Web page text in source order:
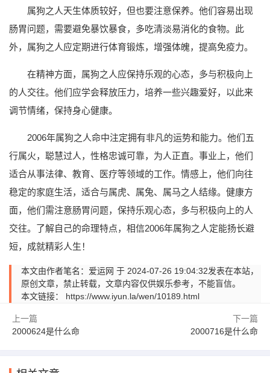
属狗之人天生体质较好，但也要注意保养。他们容易出现
肠胃问题，需要避免暴饮暴食，多吃清淡易消化的食物。此
外，属狗之人应定期进行体育锻炼，增强体魄，提高免疫力。
在精神方面，属狗之人应保持乐观的心态，多与积极向上
的人交往。他们应学会释放压力，培养一些兴趣爱好，以此来
调节情绪，保持身心健康。
2006年属狗之人命中注定拥有非凡的运势和能力。他们五
行属火，聪慧过人，性格忠诚可靠，为人正直。事业上，他们
适合从事法律、教育、医疗等领域的工作。情感上，他们向往
稳定的家庭生活，适合与属虎、属兔、属马之人结缘。健康方
面，他们需注意肠胃问题，保持乐观心态，多与积极向上的人
交往。了解自己的命理特点，相信2006年属狗之人定能扬长避
短，成就精彩人生！
本文由作者笔名：爱运网 于 2024-07-26 19:04:32发表在本站，
原创文章，禁止转载，文章内容仅供娱乐参考，不能盲信。
本文链接： https://www.iyun.la/wen/10189.html
上一篇
2000624是什么命
下一篇
2000716是什么命